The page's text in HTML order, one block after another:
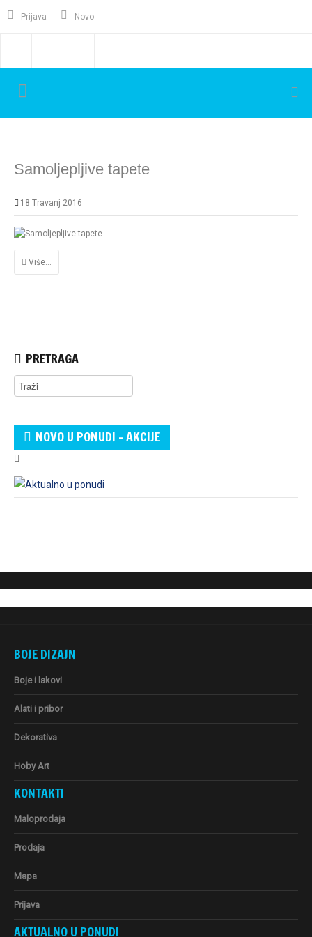
Prijava Novo
Samoljepljive tapete
18 Travanj 2016
Više...
PRETRAGA
NOVO U PONUDI - AKCIJE
BOJE DIZAJN
Boje i lakovi
Alati i pribor
Dekorativa
Hoby Art
KONTAKTI
Maloprodaja
Prodaja
Mapa
Prijava
AKTUALNO U PONUDI